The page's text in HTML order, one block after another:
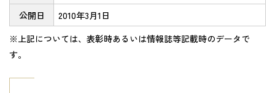
公開日
2010年3月1日
※上記については、表彰時あるいは情報誌等記載時のデータで
す。